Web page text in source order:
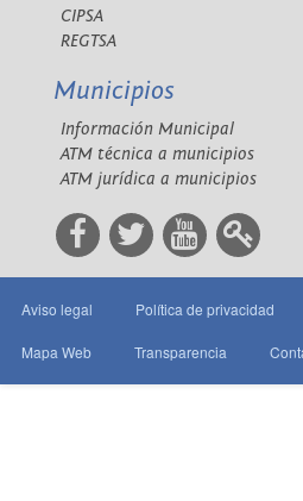
CIPSA
REGTSA
Municipios
Información Municipal
ATM técnica a municipios
ATM jurídica a municipios
Aviso legal Política de privacidad
Mapa Web Transparencia